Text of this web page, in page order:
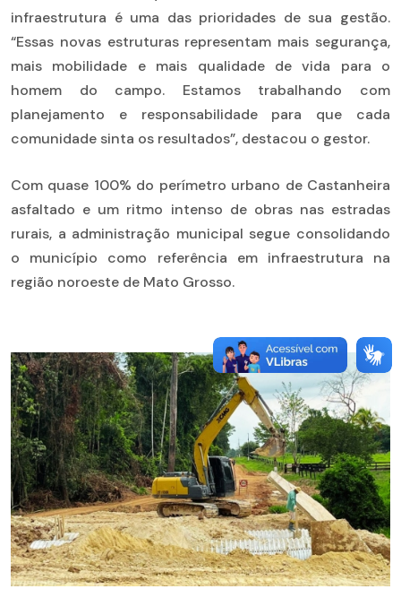
infraestrutura é uma das prioridades de sua gestão.
“Essas novas estruturas representam mais segurança,
mais mobilidade e mais qualidade de vida para o
homem do campo. Estamos trabalhando com
planejamento e responsabilidade para que cada
comunidade sinta os resultados”, destacou o gestor.
Com quase 100% do perímetro urbano de Castanheira
asfaltado e um ritmo intenso de obras nas estradas
rurais, a administração municipal segue consolidando
o município como referência em infraestrutura na
região noroeste de Mato Grosso.